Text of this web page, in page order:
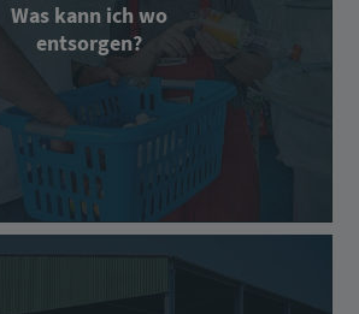
Was kann ich wo
entsorgen?